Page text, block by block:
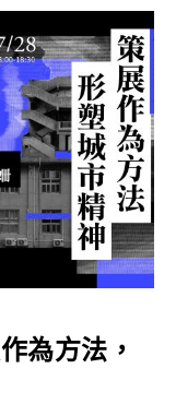
為方法，